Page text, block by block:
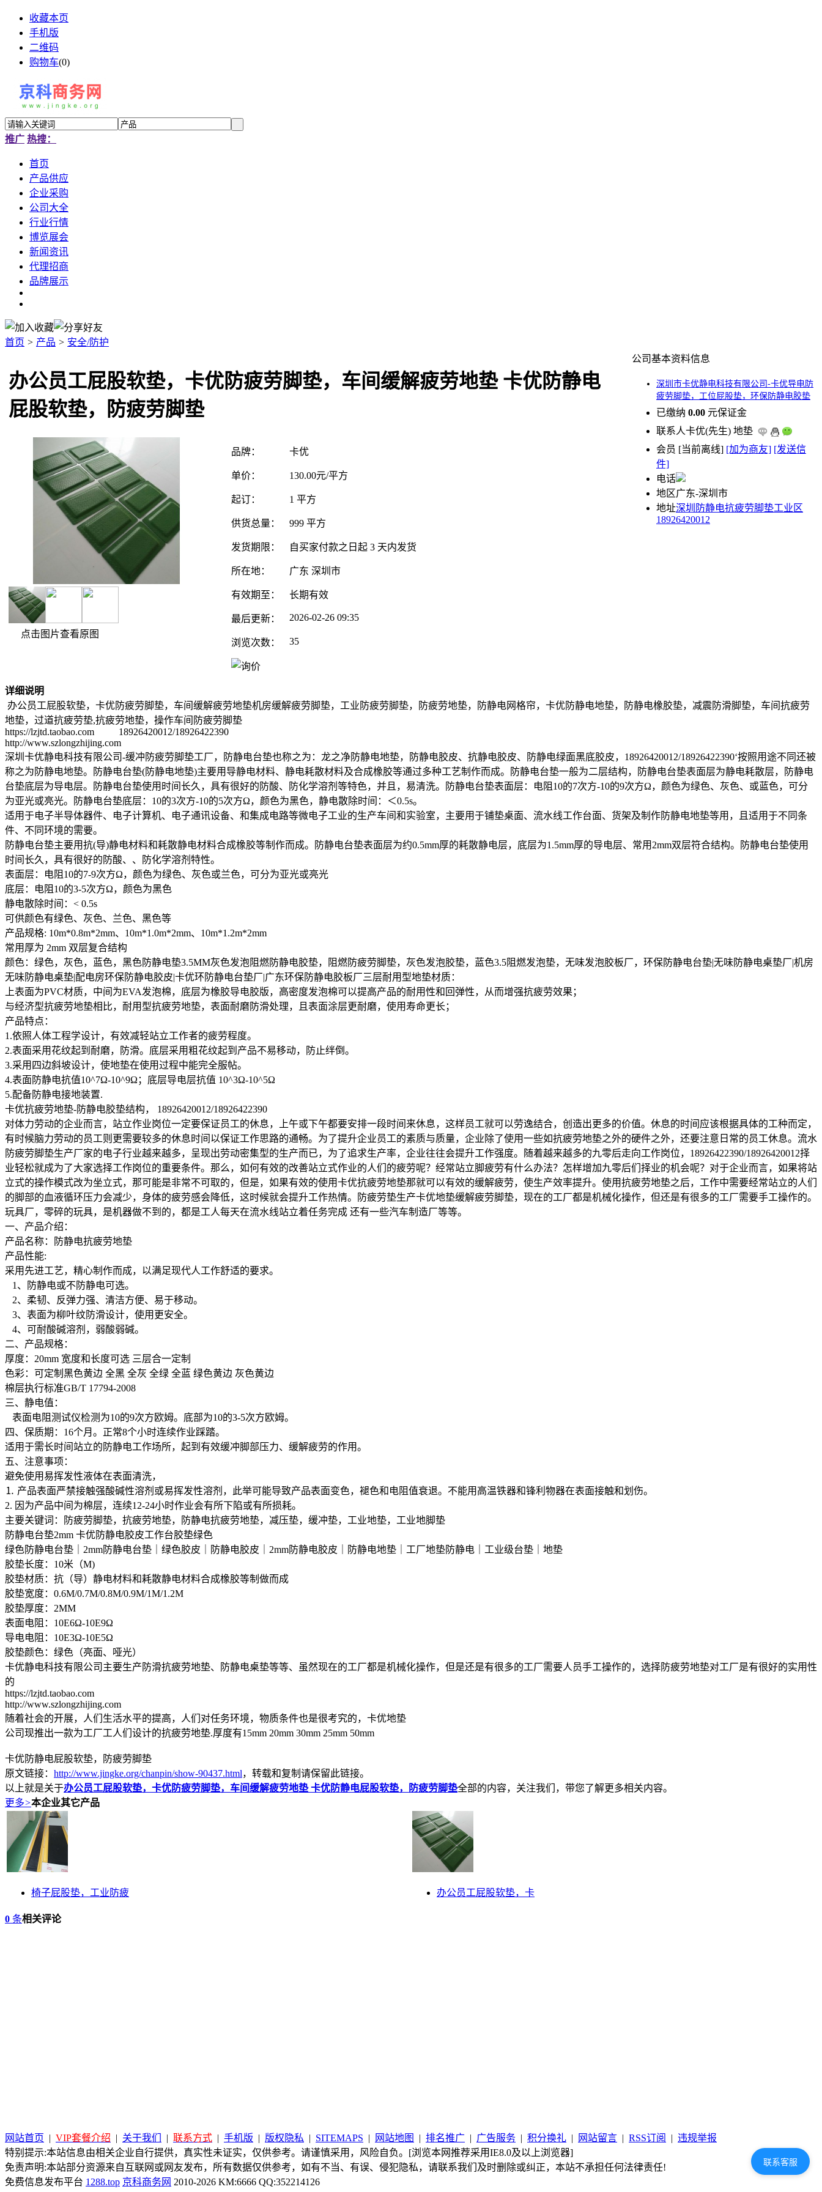
收藏本页
手机版
二维码
购物车(0)
推广 热搜：
首页
产品供应
企业采购
公司大全
行业行情
博览展会
新闻资讯
代理招商
品牌展示
首页 > 产品 > 安全/防护
办公员工屁股软垫，卡优防疲劳脚垫，车间缓解疲劳地垫 卡优防静电
屁股软垫，防疲劳脚垫
点击图片查看原图
品牌： 卡优
单价： 130.00元/平方
起订： 1 平方
供货总量： 999 平方
发货期限： 自买家付款之日起 3 天内发货
所在地： 广东 深圳市
有效期至： 长期有效
最后更新： 2026-02-26 09:35
浏览次数： 35
公司基本资料信息
深圳市卡优静电科技有限公司-卡优导电防
疲劳脚垫，工位屁股垫，环保防静电胶垫
已缴纳 0.00 元保证金
联系人卡优(先生) 地垫
会员 [当前离线] [加为商友] [发送信
件]
电话
地区广东-深圳市
地址深圳防静电抗疲劳脚垫工业区
18926420012
详细说明
办公员工屁股软垫，卡优防疲劳脚垫，车间缓解疲劳地垫机房缓解疲劳脚垫，工业防疲劳脚垫，防疲劳地垫，防静电网格帘，卡优防静电地垫，防静电橡胶垫，减震防滑脚垫，车间抗疲劳
地垫，过道抗疲劳垫,抗疲劳地垫，操作车间防疲劳脚垫
https://lzjtd.taobao.com 18926420012/18926422390
http://www.szlongzhijing.com
深圳卡优静电科技有限公司-缓冲防疲劳脚垫工厂，防静电台垫也称之为：龙之净防静电地垫，防静电胶皮、抗静电胶皮、防静电绿面黑底胶皮，18926420012/18926422390‘按照用途不同还被
称之为防静电地垫。防静电台垫(防静电地垫)主要用导静电材料、静电耗散材料及合成橡胶等通过多种工艺制作而成。防静电台垫一般为二层结构，防静电台垫表面层为静电耗散层，防静电
台垫底层为导电层。防静电台垫使用时间长久，具有很好的防酸、防化学溶剂等特色，并且，易清洗。防静电台垫表面层：电阻10的7次方-10的9次方Ω，颜色为绿色、灰色、或蓝色，可分
为亚光或亮光。防静电台垫底层：10的3次方-10的5次方Ω，颜色为黑色，静电散除时间：＜0.5s。
适用于电子半导体器件、电子计算机、电子通讯设备、和集成电路等微电子工业的生产车间和实验室，主要用于铺垫桌面、流水线工作台面、货架及制作防静电地垫等用，且适用于不同条
件、不同环境的需要。
防静电台垫主要用抗(导)静电材料和耗散静电材料合成橡胶等制作而成。防静电台垫表面层为约0.5mm厚的耗散静电层，底层为1.5mm厚的导电层、常用2mm双层符合结构。防静电台垫使用
时间长久，具有很好的防酸、、防化学溶剂特性。
表面层：电阻10的7-9次方Ω，颜色为绿色、灰色或兰色，可分为亚光或亮光
底层：电阻10的3-5次方Ω，颜色为黑色
静电散除时间：< 0.5s
可供颜色有绿色、灰色、兰色、黑色等
产品规格: 10m*0.8m*2mm、10m*1.0m*2mm、10m*1.2m*2mm
常用厚为 2mm 双层复合结构
颜色：绿色，灰色，蓝色，黑色防静电垫3.5MM灰色发泡阻燃防静电胶垫，阻燃防疲劳脚垫，灰色发泡胶垫，蓝色3.5阻燃发泡垫，无味发泡胶板厂，环保防静电台垫|无味防静电桌垫厂|机房
无味防静电桌垫|配电房环保防静电胶皮|卡优环防静电台垫厂|广东环保防静电胶板厂三层耐用型地垫材质：
上表面为PVC材质，中间为EVA发泡棉，底层为橡胶导电胶版，高密度发泡棉可以提高产品的耐用性和回弹性，从而增强抗疲劳效果；
与经济型抗疲劳地垫相比，耐用型抗疲劳地垫，表面耐磨防滑处理，且表面涂层更耐磨，使用寿命更长；
产品特点：
1.依照人体工程学设计，有效减轻站立工作者的疲劳程度。
2.表面采用花纹起到耐磨，防滑。底层采用粗花纹起到产品不易移动，防止绊倒。
3.采用四边斜坡设计，使地垫在使用过程中能完全服帖。
4.表面防静电抗值10^7Ω-10^9Ω；底层导电层抗值 10^3Ω-10^5Ω
5.配备防静电接地装置.
卡优抗疲劳地垫-防静电胶垫结构， 18926420012/18926422390
对体力劳动的企业而言，站立作业岗位一定要保证员工的休息，上午或下午都要安排一段时间来休息，这样员工就可以劳逸结合，创造出更多的价值。休息的时间应该根据具体的工种而定，
有时候脑力劳动的员工则更需要较多的休息时间以保证工作思路的通畅。为了提升企业员工的素质与质量，企业除了使用一些如抗疲劳地垫之外的硬件之外，还要注意日常的员工休息。流水
防疲劳脚垫生产厂家的电子行业越来越多，呈现出劳动密集型的生产而已，为了追求生产率，企业往往会提升工作强度。随着越来越多的九零后走向工作岗位，18926422390/18926420012择
业轻松就成为了大家选择工作岗位的重要条件。那么，如何有效的改善站立式作业的人们的疲劳呢？经常站立脚疲劳有什么办法？怎样增加九零后们择业的机会呢？对于企业而言，如果将站
立式的操作模式改为坐立式，那可能是非常不可取的，但是，如果有效的使用卡优抗疲劳地垫那就可以有效的缓解疲劳，使生产效率提升。使用抗疲劳地垫之后，工作中需要经常站立的人们
的脚部的血液循环压力会减少，身体的疲劳感会降低，这时候就会提升工作热情。防疲劳垫生产卡优地垫缓解疲劳脚垫，现在的工厂都是机械化操作，但还是有很多的工厂需要手工操作的。
玩具厂，零碎的玩具，是机器做不到的，都是工人每天在流水线站立着任务完成 还有一些汽车制造厂等等。
一、产品介绍：
产品名称：防静电抗疲劳地垫
产品性能:
采用先进工艺，精心制作而成，以满足现代人工作舒适的要求。
1、防静电或不防静电可选。
2、柔韧、反弹力强、清洁方便、易于移动。
3、表面为柳叶纹防滑设计，使用更安全。
4、可耐酸碱溶剂，弱酸弱碱。
二、产品规格：
厚度：20mm 宽度和长度可选 三层合一定制
色彩：可定制黑色黄边 全黑 全灰 全绿 全蓝 绿色黄边 灰色黄边
棉层执行标准GB/T 17794-2008
三、静电值：
表面电阻测试仪检测为10的9次方欧姆。底部为10的3-5次方欧姆。
四、保质期：16个月。正常8个小时连续作业踩踏。
适用于需长时间站立的防静电工作场所，起到有效缓冲脚部压力、缓解疲劳的作用。
五、注意事项：
避免使用易挥发性液体在表面清洗，
⒈ 产品表面严禁接触强酸碱性溶剂或易挥发性溶剂，此举可能导致产品表面变色，褪色和电阻值衰退。不能用高温铁器和锋利物器在表面接触和划伤。
2. 因为产品中间为棉层，连续12-24小时作业会有所下陷或有所损耗。
主要关键词：防疲劳脚垫，抗疲劳地垫，防静电抗疲劳地垫，减压垫，缓冲垫，工业地垫，工业地脚垫
防静电台垫2mm 卡优防静电胶皮工作台胶垫绿色
绿色防静电台垫｜2mm防静电台垫｜绿色胶皮｜防静电胶皮｜2mm防静电胶皮｜防静电地垫｜工厂地垫防静电｜工业级台垫｜地垫
胶垫长度：10米（M)
胶垫材质：抗（导）静电材料和耗散静电材料合成橡胶等制做而成
胶垫宽度：0.6M/0.7M/0.8M/0.9M/1M/1.2M
胶垫厚度：2MM
表面电阻：10E6Ω-10E9Ω
导电电阻：10E3Ω-10E5Ω
胶垫颜色：绿色（亮面、哑光）
卡优静电科技有限公司主要生产防滑抗疲劳地垫、防静电桌垫等等、虽然现在的工厂都是机械化操作，但是还是有很多的工厂需要人员手工操作的，选择防疲劳地垫对工厂是有很好的实用性
的
https://lzjtd.taobao.com
http://www.szlongzhijing.com
随着社会的开展，人们生活水平的提高，人们对任务环境，物质条件也是很考究的，卡优地垫
公司现推出一款为工厂工人们设计的抗疲劳地垫.厚度有15mm 20mm 30mm 25mm 50mm
卡优防静电屁股软垫，防疲劳脚垫
原文链接： http://www.jingke.org/chanpin/show-90437.html，转载和复制请保留此链接。
以上就是关于办公员工屁股软垫，卡优防疲劳脚垫，车间缓解疲劳地垫 卡优防静电屁股软垫，防疲劳脚垫全部的内容，关注我们，带您了解更多相关内容。
更多>本企业其它产品
椅子屁股垫，工业防疲 办公员工屁股软垫，卡
0 条相关评论
网站首页 | VIP套餐介绍 | 关于我们 | 联系方式 | 手机版 | 版权隐私 | SITEMAPS | 网站地图 | 排名推广 | 广告服务 | 积分换礼 | 网站留言 | RSS订阅 | 违规举报
特别提示:本站信息由相关企业自行提供，真实性未证实，仅供参考。请谨慎采用，风险自负。[浏览本网推荐采用IE8.0及以上浏览器]
免责声明:本站部分资源来自互联网或网友发布，所有数据仅供参考，如有不当、有误、侵犯隐私，请联系我们及时删除或纠正，本站不承担任何法律责任!
免费信息发布平台 1288.top 京科商务网 2010-2026 KM:6666 QQ:352214126
联系客服